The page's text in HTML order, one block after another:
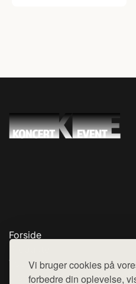
Vi bruger cookies på
forbedre din oplevelse,
Forside
Top Rabatter
Blog